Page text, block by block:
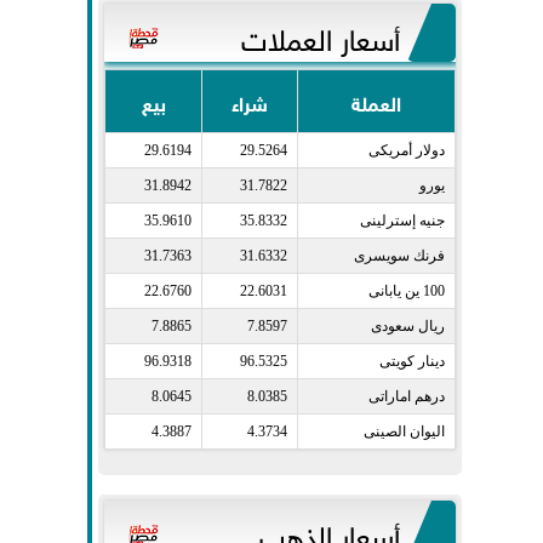
أسعار العملات
العملة شراء بيع
دولار أمريكى​ 29.5264
29.6194
يورو​ 31.7822
31.8942
جنيه إسترلينى​ 35.8332
35.9610
فرنك سويسرى​ 31.6332
31.7363
100 ين يابانى​ 22.6031
22.6760
ريال سعودى​ 7.8597
7.8865
دينار كويتى​ 96.5325
96.9318
درهم اماراتى​ 8.0385
8.0645
اليوان الصينى​ 4.3734
4.3887
أسعار الذهب